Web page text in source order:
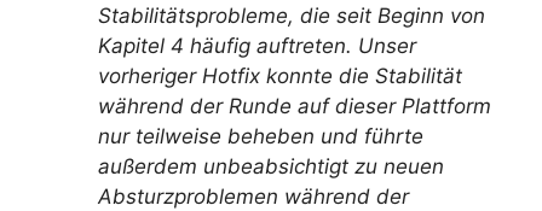
Stabilitätsprobleme, die seit Beginn von
Kapitel 4 häufig auftreten. Unser
vorheriger Hotfix konnte die Stabilität
während der Runde auf dieser Plattform
nur teilweise beheben und führte
außerdem unbeabsichtigt zu neuen
Absturzproblemen während der